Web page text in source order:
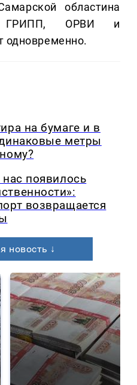
областина
ГРИПП, ОРВИ и
одновременно.
на бумаге и в
метры
появилось
возвращается
новость ↓